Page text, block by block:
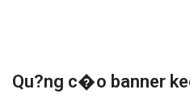
Qu?ng c�o banner